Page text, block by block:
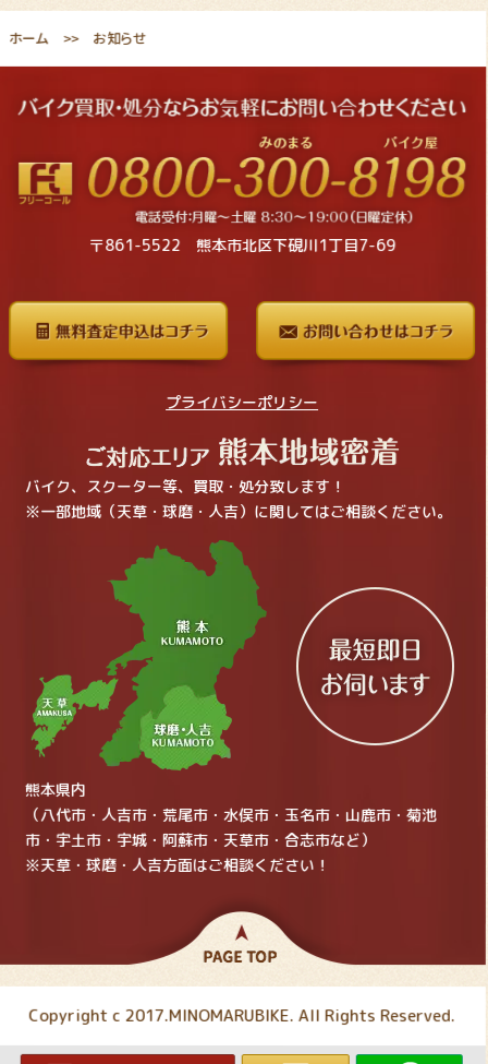
ホーム お知らせ
〒861-5522 熊本市北区下硯川1丁目7-69
プライバシーポリシー
バイク、スクーター等、買取・処分致します！
※一部地域（天草・球磨・人吉）に関してはご相談ください。
熊本県内
（八代市・人吉市・荒尾市・水俣市・玉名市・山鹿市・菊池
市・宇土市・宇城・阿蘇市・天草市・合志市など）
※天草・球磨・人吉方面はご相談ください！
Copyright c 2017.MINOMARUBIKE. All Rights Reserved.